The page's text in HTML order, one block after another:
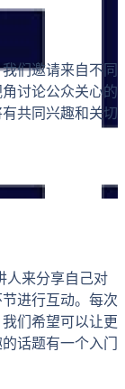
们邀请来自不同
讨论公众关心的
共同兴趣和关切
人来分享自己对
进行互动。每次
们希望可以让更
话题有一个入门